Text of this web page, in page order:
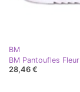
BM
BM Pantoufles
28,46 €